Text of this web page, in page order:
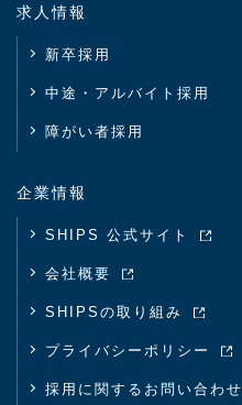
求人情報
新卒採用
中途・アルバイト採用
障がい者採用
企業情報
SHIPS 公式サイト
会社概要
SHIPSの取り組み
プライバシーポリシー
採用に関するお問い合わせ